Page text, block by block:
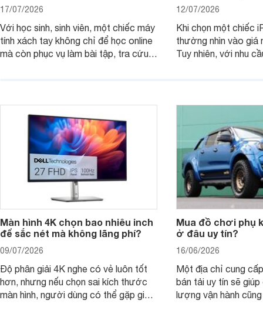
17/07/2026
Với học sinh, sinh viên, một chiếc máy
tính xách tay không chỉ để học online
mà còn phục vụ làm bài tập, tra cứu,
thay vì chỉ so sánh cấu hình trên giấy.
12/07/2026
Khi chọn một chiếc
thường nhìn vào
Tuy nhiên, với nhu
không, dùng được
Màn hình 4K chọn bao nhiêu inch
để sắc nét mà không lãng phí?
09/07/2026
Độ phân giải 4K nghe có vẻ luôn tốt
hơn, nhưng nếu chọn sai kích thước
màn hình, người dùng có thể gặp giao
Mua đồ chơi phụ
ở đâu uy tín?
16/06/2026
Một địa chỉ cung
bán tải uy tín sẽ
lượng vận hành